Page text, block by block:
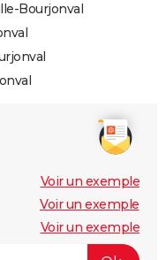
Bourjonval
Voir un exemple
Voir un exemple
Voir un exemple